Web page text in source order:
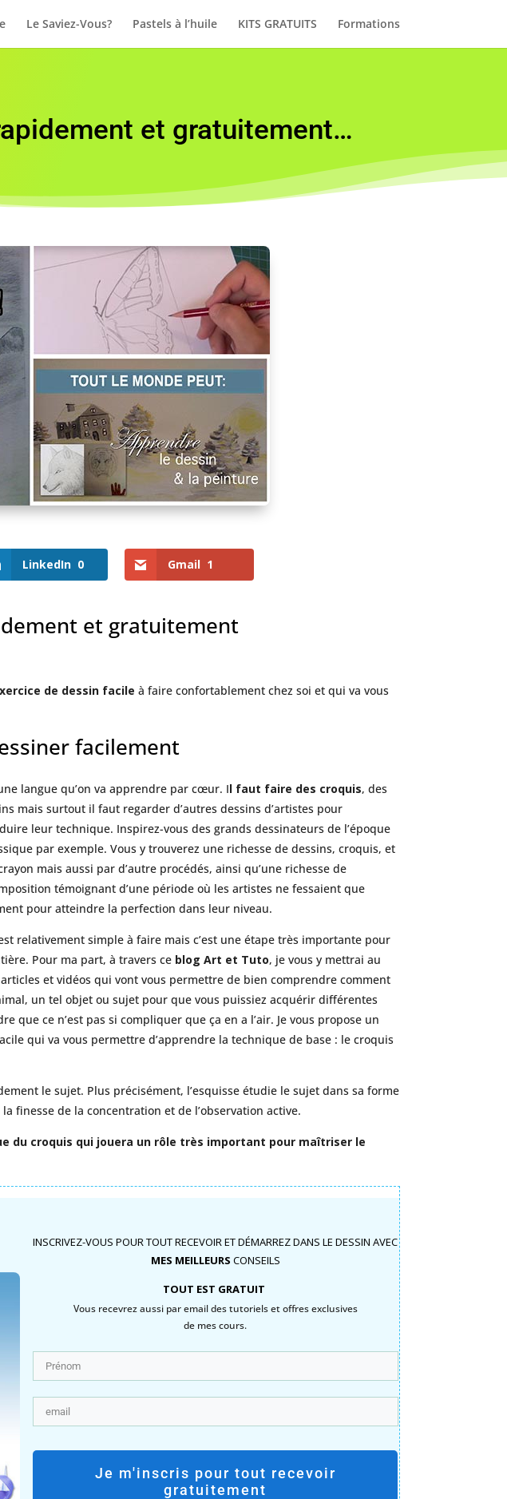
Le Saviez-Vous? Pastels à l’huile KITS GRATUITS Formations
et gratuitement…
LinkedIn 0 Gmail 1
et gratuitement
de dessin facile à faire confortablement chez soi et qui va vous
facilement
langue qu’on va apprendre par cœur. Il faut faire des croquis, des
mais surtout il faut regarder d’autres dessins d’artistes pour
leur technique. Inspirez-vous des grands dessinateurs de l’époque
par exemple. Vous y trouverez une richesse de dessins, croquis, et
mais aussi par d’autre procédés, ainsi qu’une richesse de
témoignant d’une période où les artistes ne fessaient que
pour atteindre la perfection dans leur niveau.
relativement simple à faire mais c’est une étape très importante pour
Pour ma part, à travers ce blog Art et Tuto, je vous y mettrai au
et vidéos qui vont vous permettre de bien comprendre comment
un tel objet ou sujet pour que vous puissiez acquérir différentes
que ce n’est pas si compliquer que ça en a l’air. Je vous propose un
qui va vous permettre d’apprendre la technique de base : le croquis
le sujet. Plus précisément, l’esquisse étudie le sujet dans sa forme
finesse de la concentration et de l’observation active.
du croquis qui jouera un rôle très important pour maîtriser le
INSCRIVEZ-VOUS POUR TOUT RECEVOIR ET DÉMARREZ DANS LE DESSIN AVEC
MES MEILLEURS CONSEILS
TOUT EST GRATUIT
Vous recevrez aussi par email des tutoriels et offres exclusives
de mes cours.
Je m'inscris pour tout recevoir
gratuitement